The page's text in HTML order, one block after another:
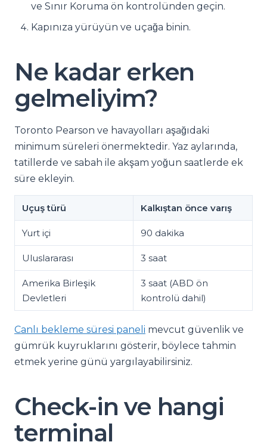
ve Sınır Koruma ön kontrolünden geçin.
Kapınıza yürüyün ve uçağa binin.
Ne kadar erken
gelmeliyim?
Toronto Pearson ve havayolları aşağıdaki
minimum süreleri önermektedir. Yaz aylarında,
tatillerde ve sabah ile akşam yoğun saatlerde ek
süre ekleyin.
Uçuş türü Kalkıştan önce varış
Yurt içi 90 dakika
Uluslararası 3 saat
Amerika Birleşik
Devletleri
3 saat (ABD ön
kontrolü dahil)
Canlı bekleme süresi paneli mevcut güvenlik ve
gümrük kuyruklarını gösterir, böylece tahmin
etmek yerine günü yargılayabilirsiniz.
Check-in ve hangi
terminal